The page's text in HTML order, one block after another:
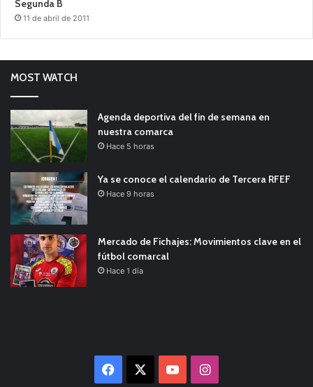
Segunda B
11 de abril de 2011
MOST WATCH
Agenda deportiva del fin de semana en
nuestra comarca
Hace 5 horas
Ya se conoce el calendario de Tercera RFEF
Hace 9 horas
Mercado de Fichajes: Movimientos clave en el
fútbol comarcal
Hace 1 día
Facebook YouTubeInstagram